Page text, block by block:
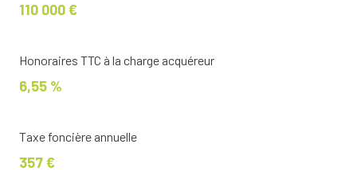
110 000 €
Honoraires TTC à la charge acquéreur
6,55 %
Taxe foncière annuelle
357 €